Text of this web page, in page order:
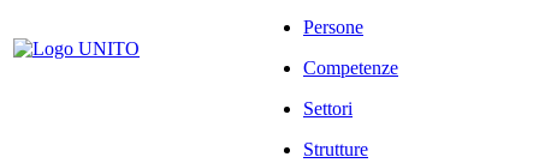
Persone
Competenze
Settori
Strutture